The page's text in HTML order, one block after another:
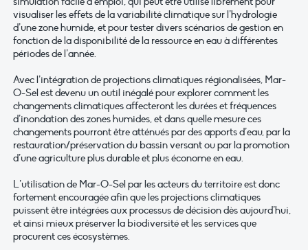
visualiser les effets de la variabilité climatique sur l’hydrologie
d’une zone humide, et pour tester divers scénarios de gestion en
fonction de la disponibilité de la ressource en eau à différentes
périodes de l’année.
Avec l’intégration de projections climatiques régionalisées, Mar-
O-Sel est devenu un outil inégalé pour explorer comment les
changements climatiques affecteront les durées et fréquences
d’inondation des zones humides, et dans quelle mesure ces
changements pourront être atténués par des apports d’eau, par la
restauration/préservation du bassin versant ou par la promotion
d’une agriculture plus durable et plus économe en eau.
L’utilisation de Mar-O-Sel par les acteurs du territoire est donc
fortement encouragée afin que les projections climatiques
puissent être intégrées aux processus de décision dès aujourd’hui,
et ainsi mieux préserver la biodiversité et les services que
procurent ces écosystèmes.